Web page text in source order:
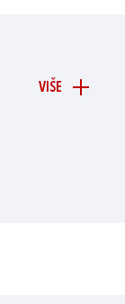
VIŠE